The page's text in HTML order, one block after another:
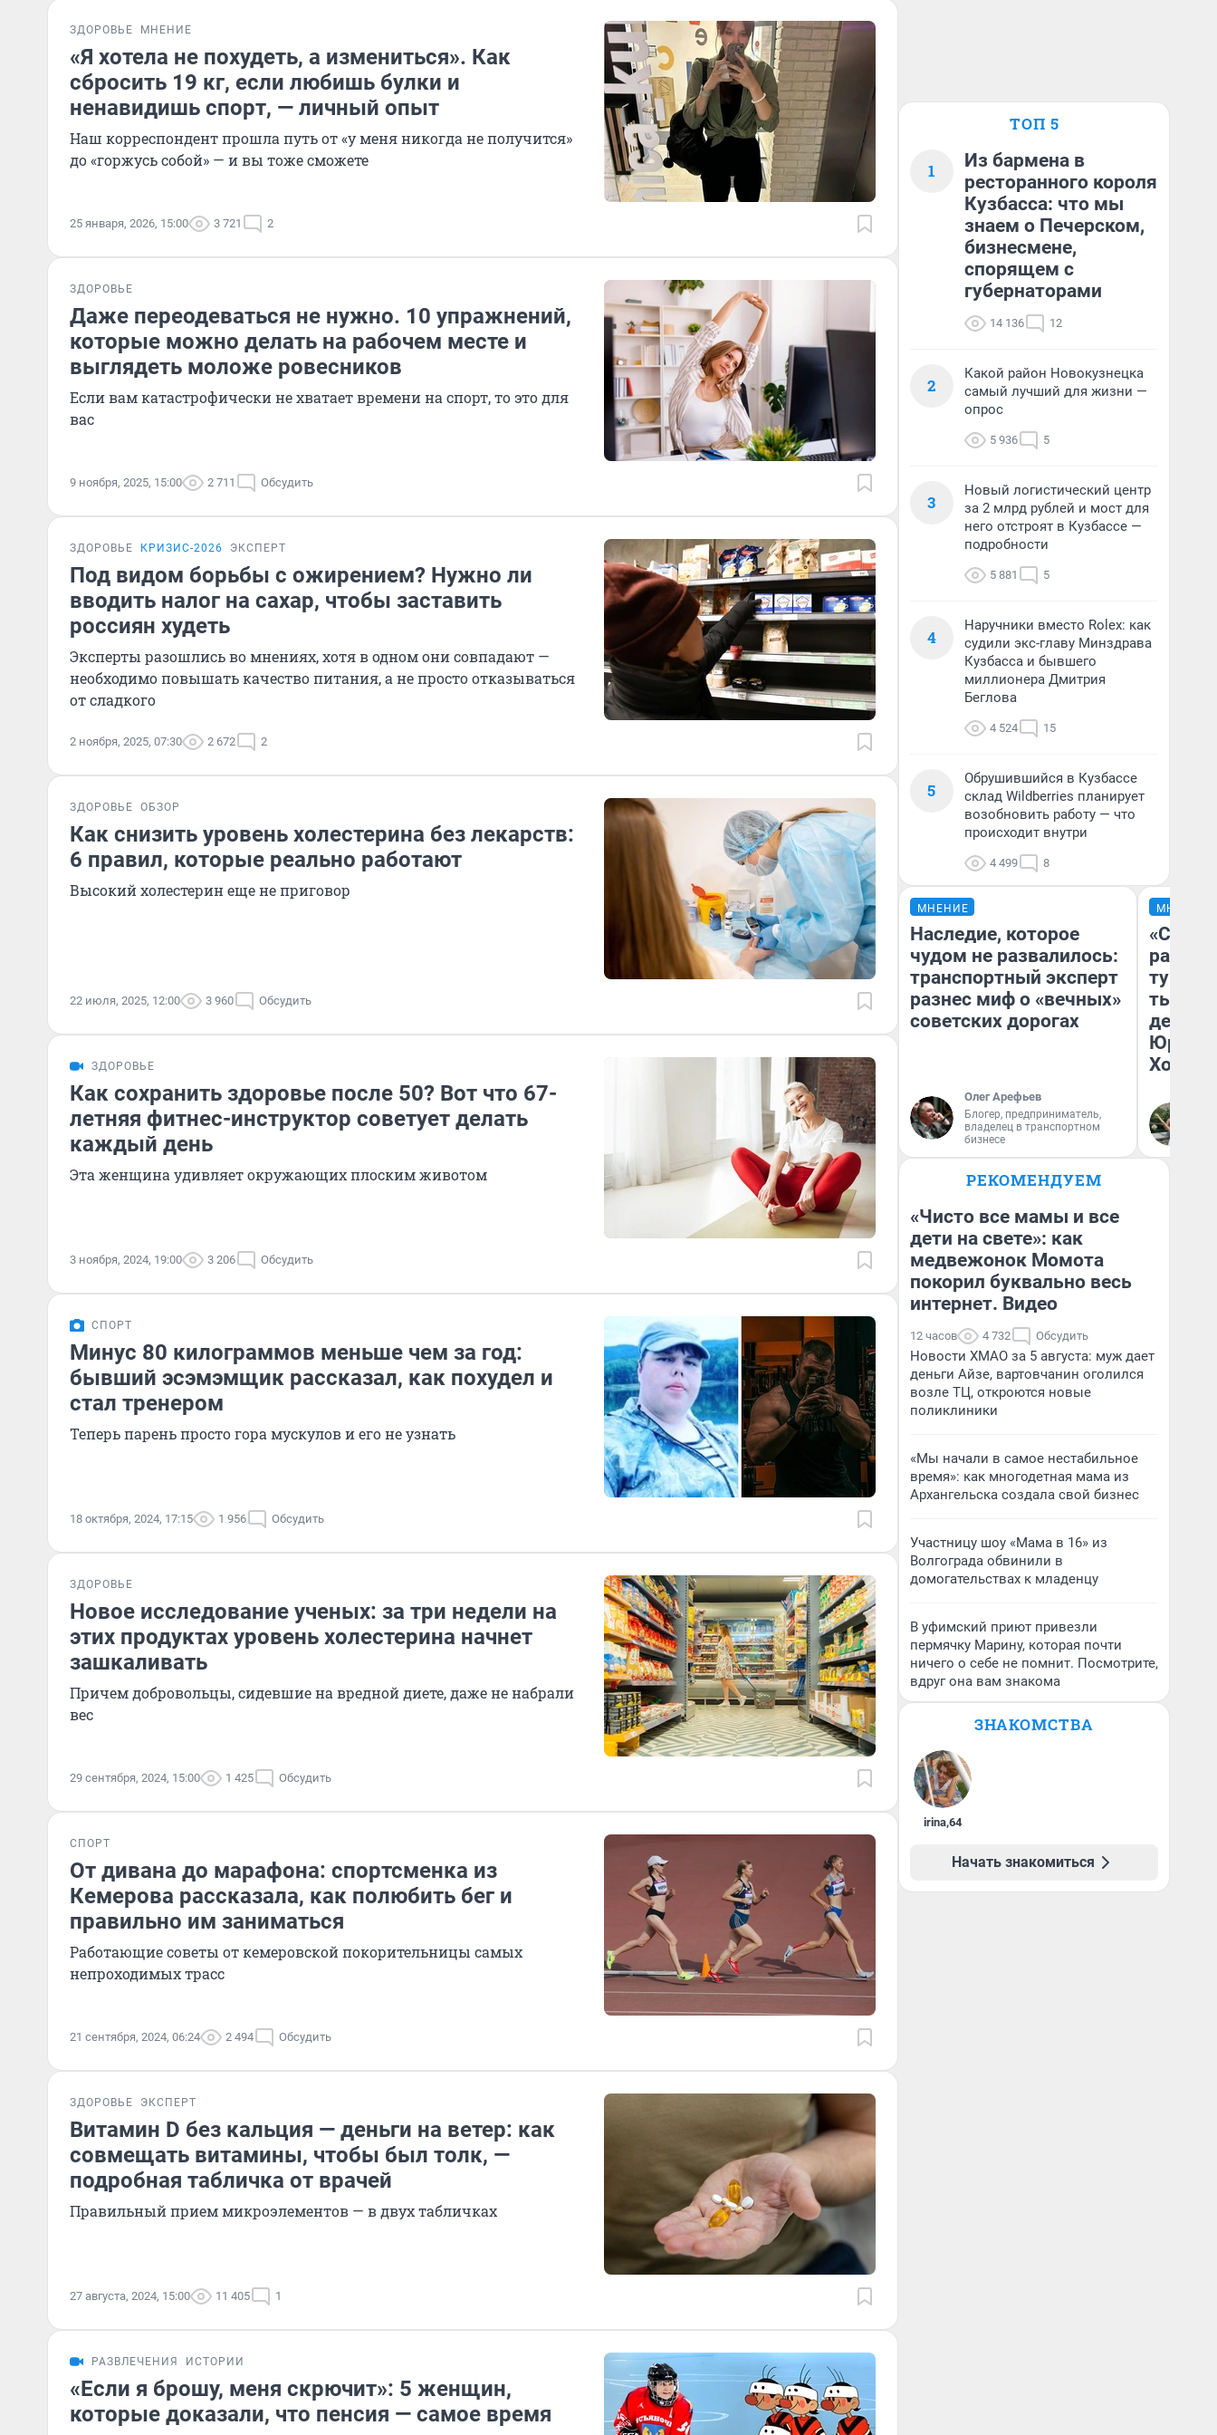
ЗДОРОВЬЕ МНЕНИЕ
«Я хотела не похудеть, а измениться». Как
сбросить 19 кг, если любишь булки и
ненавидишь спорт, — личный опыт
Наш корреспондент прошла путь от «у меня никогда не получится»
до «горжусь собой» — и вы тоже сможете
25 января, 2026, 15:00 3 721 2
ЗДОРОВЬЕ
Даже переодеваться не нужно. 10 упражнений,
которые можно делать на рабочем месте и
выглядеть моложе ровесников
Если вам катастрофически не хватает времени на спорт, то это для
вас
9 ноября, 2025, 15:00 2 711 Обсудить
ЗДОРОВЬЕ КРИЗИС-2026 ЭКСПЕРТ
Под видом борьбы с ожирением? Нужно ли
вводить налог на сахар, чтобы заставить
россиян худеть
Эксперты разошлись во мнениях, хотя в одном они совпадают —
необходимо повышать качество питания, а не просто отказываться
от сладкого
2 ноября, 2025, 07:30 2 672 2
ЗДОРОВЬЕ ОБЗОР
Как снизить уровень холестерина без лекарств:
6 правил, которые реально работают
Высокий холестерин еще не приговор
22 июля, 2025, 12:00 3 960 Обсудить
ЗДОРОВЬЕ
Как сохранить здоровье после 50? Вот что 67-
летняя фитнес-инструктор советует делать
каждый день
Эта женщина удивляет окружающих плоским животом
3 ноября, 2024, 19:00 3 206 Обсудить
СПОРТ
Минус 80 килограммов меньше чем за год:
бывший эсэмэмщик рассказал, как похудел и
стал тренером
Теперь парень просто гора мускулов и его не узнать
18 октября, 2024, 17:15 1 956 Обсудить
ЗДОРОВЬЕ
Новое исследование ученых: за три недели на
этих продуктах уровень холестерина начнет
зашкаливать
Причем добровольцы, сидевшие на вредной диете, даже не набрали
вес
29 сентября, 2024, 15:00 1 425 Обсудить
СПОРТ
От дивана до марафона: спортсменка из
Кемерова рассказала, как полюбить бег и
правильно им заниматься
Работающие советы от кемеровской покорительницы самых
непроходимых трасс
21 сентября, 2024, 06:24 2 494 Обсудить
ЗДОРОВЬЕ ЭКСПЕРТ
Витамин D без кальция — деньги на ветер: как
совмещать витамины, чтобы был толк, —
подробная табличка от врачей
Правильный прием микроэлементов — в двух табличках
27 августа, 2024, 15:00 11 405 1
РАЗВЛЕЧЕНИЯ ИСТОРИИ
«Если я брошу, меня скрючит»: 5 женщин,
которые доказали, что пенсия — самое время
ТОП 5
1
Из бармена в
ресторанного короля
Кузбасса: что мы
знаем о Печерском,
бизнесмене,
спорящем с
губернаторами
14 136 12
2
Какой район Новокузнецка
самый лучший для жизни —
опрос
5 936 5
3
Новый логистический центр
за 2 млрд рублей и мост для
него отстроят в Кузбассе —
подробности
5 881 5
4
Наручники вместо Rolex: как
судили экс-главу Минздрава
Кузбасса и бывшего
миллионера Дмитрия
Беглова
4 524 15
5
Обрушившийся в Кузбассе
склад Wildberries планирует
возобновить работу — что
происходит внутри
4 499 8
МНЕНИЕ
Наследие, которое
чудом не развалилось:
транспортный эксперт
разнес миф о «вечных»
советских дорогах
Олег Арефьев
Блогер, предприниматель,
владелец в транспортном
бизнесе
МНЕНИЕ
тысяч,
день
РЕКОМЕНДУЕМ
«Чисто все мамы и все
дети на свете»: как
медвежонок Момота
покорил буквально весь
интернет. Видео
12 часов 4 732 Обсудить
Новости ХМАО за 5 августа: муж дает
деньги Айзе, вартовчанин оголился
возле ТЦ, откроются новые
поликлиники
«Мы начали в самое нестабильное
время»: как многодетная мама из
Архангельска создала свой бизнес
Участницу шоу «Мама в 16» из
Волгограда обвинили в
домогательствах к младенцу
В уфимский приют привезли
пермячку Марину, которая почти
ничего о себе не помнит. Посмотрите,
вдруг она вам знакома
ЗНАКОМСТВА
irina,64
Начать знакомиться